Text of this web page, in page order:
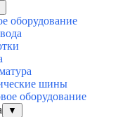
оборудование
шины
оборудование
▼